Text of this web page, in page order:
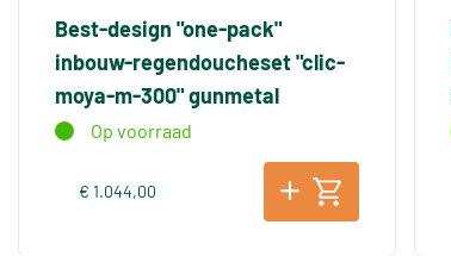
Best-design "one-pack"
inbouw-regendoucheset "clic-
moya-m-300" gunmetal
Op voorraad
€ 1.044,00